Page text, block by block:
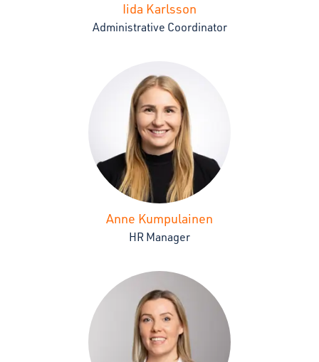
Iida Karlsson
Administrative Coordinator
Anne Kumpulainen
HR Manager